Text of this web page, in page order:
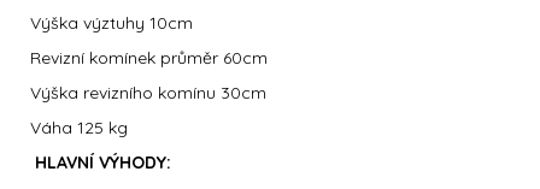
Výška výztuhy 10cm
Revizní komínek průměr 60cm
Výška revizního komínu 30cm
Váha 125 kg
HLAVNÍ VÝHODY: